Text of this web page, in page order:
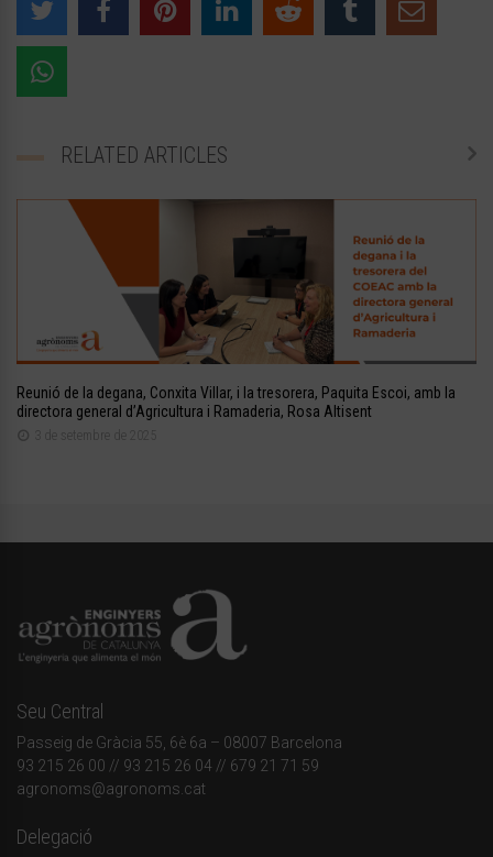
RELATED ARTICLES
Reunió de la degana, Conxita Villar, i la tresorera, Paquita Escoi, amb la
directora general d’Agricultura i Ramaderia, Rosa Altisent
3 de setembre de 2025
Seu Central
Passeig de Gràcia 55, 6è 6a – 08007 Barcelona
93 215 26 00 // 93 215 26 04 // 679 21 71 59
agronoms@agronoms.cat
Delegació